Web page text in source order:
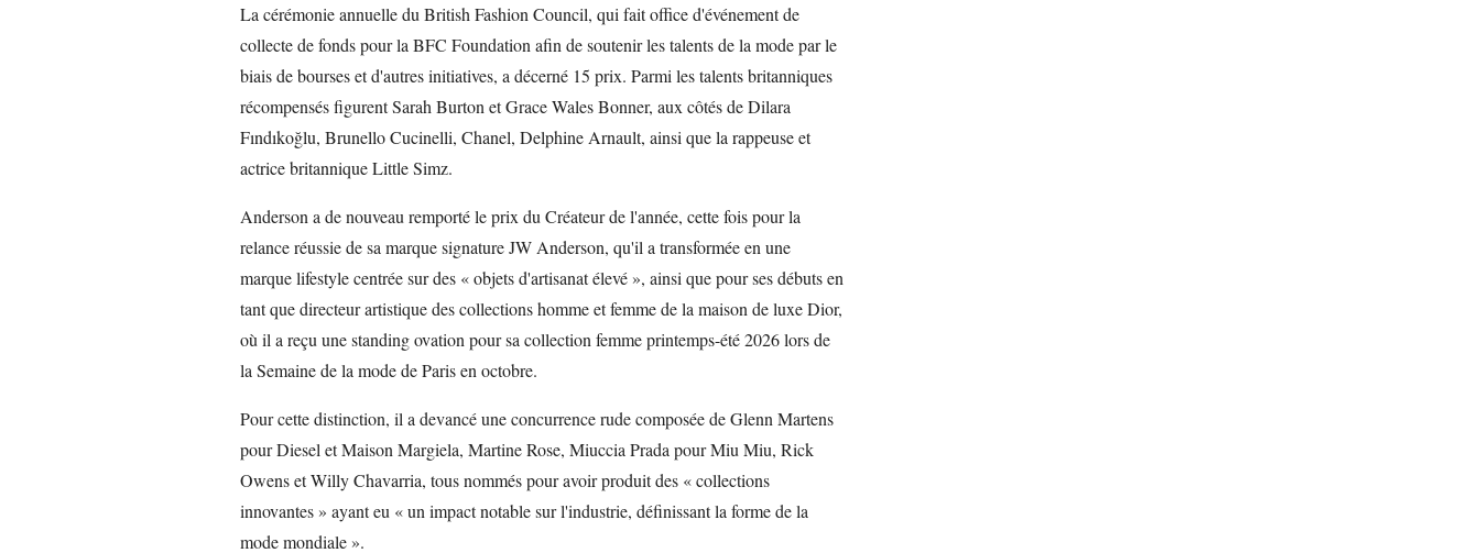
La cérémonie annuelle du British Fashion Council, qui fait office d'événement de
collecte de fonds pour la BFC Foundation afin de soutenir les talents de la mode par le
biais de bourses et d'autres initiatives, a décerné 15 prix. Parmi les talents britanniques
récompensés figurent Sarah Burton et Grace Wales Bonner, aux côtés de Dilara
Fındıkoğlu, Brunello Cucinelli, Chanel, Delphine Arnault, ainsi que la rappeuse et
actrice britannique Little Simz.
Anderson a de nouveau remporté le prix du Créateur de l'année, cette fois pour la
relance réussie de sa marque signature JW Anderson, qu'il a transformée en une
marque lifestyle centrée sur des « objets d'artisanat élevé », ainsi que pour ses débuts en
tant que directeur artistique des collections homme et femme de la maison de luxe Dior,
où il a reçu une standing ovation pour sa collection femme printemps-été 2026 lors de
la Semaine de la mode de Paris en octobre.
Pour cette distinction, il a devancé une concurrence rude composée de Glenn Martens
pour Diesel et Maison Margiela, Martine Rose, Miuccia Prada pour Miu Miu, Rick
Owens et Willy Chavarria, tous nommés pour avoir produit des « collections
innovantes » ayant eu « un impact notable sur l'industrie, définissant la forme de la
mode mondiale ».